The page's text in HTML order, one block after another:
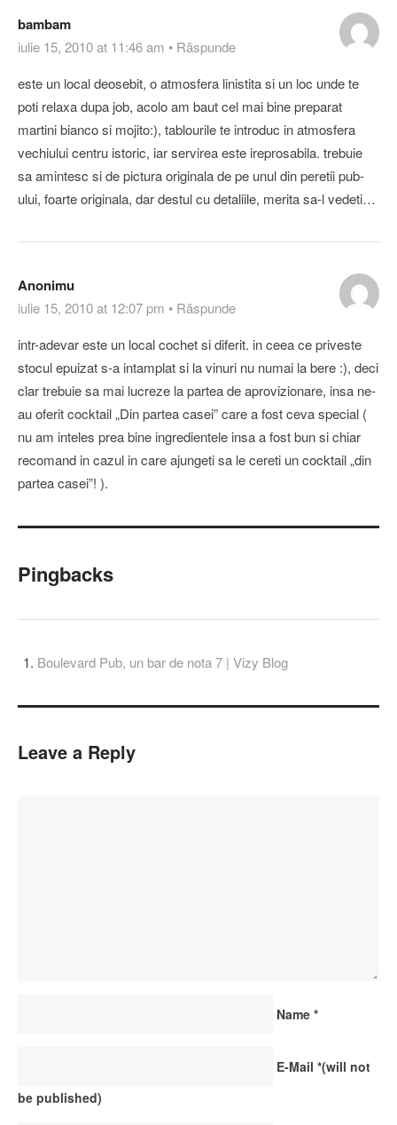
bambam
iulie 15, 2010 at 11:46 am • Răspunde
este un local deosebit, o atmosfera linistita si un loc unde te
poti relaxa dupa job, acolo am baut cel mai bine preparat
martini bianco si mojito:), tablourile te introduc in atmosfera
vechiului centru istoric, iar servirea este ireprosabila. trebuie
sa amintesc si de pictura originala de pe unul din peretii pub-
ului, foarte originala, dar destul cu detaliile, merita sa-l vedeti…
Anonimu
iulie 15, 2010 at 12:07 pm • Răspunde
intr-adevar este un local cochet si diferit. in ceea ce priveste
stocul epuizat s-a intamplat si la vinuri nu numai la bere :), deci
clar trebuie sa mai lucreze la partea de aprovizionare, insa ne-
au oferit cocktail „Din partea casei” care a fost ceva special (
nu am inteles prea bine ingredientele insa a fost bun si chiar
recomand in cazul in care ajungeti sa le cereti un cocktail „din
partea casei”! ).
Pingbacks
Boulevard Pub, un bar de nota 7 | Vizy Blog
Leave a Reply
Name *
E-Mail *(will not
be published)